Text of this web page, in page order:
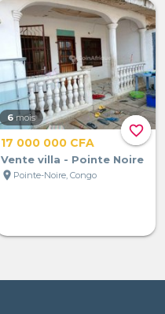
favorite_border
6 mois
17 000 000 CFA
Vente villa - Pointe Noire
location_on Pointe-Noire, Congo